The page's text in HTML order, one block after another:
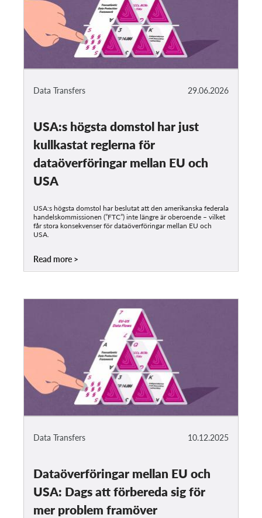
29.06.2026
Data Transfers
USA:s högsta domstol har just
kullkastat reglerna för
dataöverföringar mellan EU och
USA
USA:s högsta domstol har beslutat att den amerikanska federala
handelskommissionen (”FTC”) inte längre är oberoende – vilket
får stora konsekvenser för dataöverföringar mellan EU och
USA.
Read more
10.12.2025
Data Transfers
Dataöverföringar mellan EU och
USA: Dags att förbereda sig för
mer problem framöver